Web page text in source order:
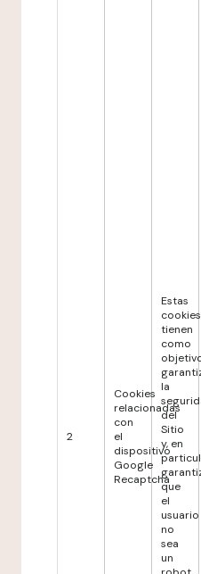
2
Cookies
relacionadas
con
el
dispositivo
Google
Recaptcha
Estas
cookies
tienen
como
la
del
Sitio
y, en
que
el
usuario
no
sea
un